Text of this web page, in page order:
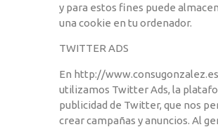
y para estos fines puede
una cookie en tu ordenador.
TWITTER ADS
En http://
utilizamos Twitter Ads, la
publicidad de Twitter, que nos
crear campañas y anuncios. Al